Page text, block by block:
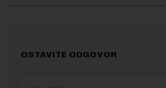
OSTAVITE ODGOVOR